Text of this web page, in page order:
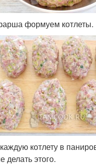
формуем котлеты.
котлету в
этого.